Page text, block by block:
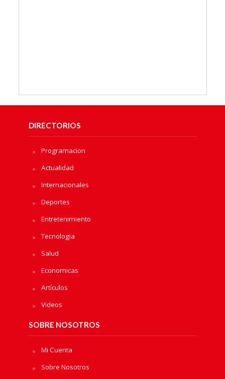
DIRECTORIOS
Programacion
Actualidad
Internacionales
Deportes
Entretenimiento
Tecnologia
Salud
Economicas
Artículos
Videos
SOBRE NOSOTROS
Mi Cuenta
Sobre Nosotros